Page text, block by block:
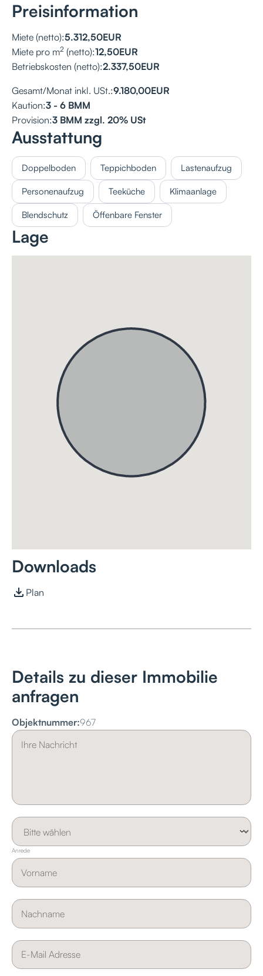
Preisinformation
Miete (netto):5.312,50EUR
Miete pro m2 (netto):12,50EUR
Betriebskosten (netto):2.337,50EUR
Gesamt/Monat inkl. USt.:9.180,00EUR
Kaution:3 - 6 BMM
Provision:3 BMM zzgl. 20% USt
Ausstattung
Doppelboden Teppichboden Lastenaufzug
Personenaufzug Teeküche Klimaanlage
Blendschutz Öffenbare Fenster
Lage
Downloads
Plan
Details zu dieser Immobilie
anfragen
Objektnummer:967
Anrede